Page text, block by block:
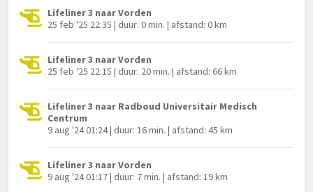
Lifeliner 3 naar Vorden
25 feb '25 22:35 | duur: 0 min. | afstand: 0 km
Lifeliner 3 naar Vorden
25 feb '25 22:15 | duur: 20 min. | afstand: 66 km
Lifeliner 3 naar Radboud Universitair Medisch
Centrum
9 aug '24 01:24 | duur: 16 min. | afstand: 45 km
Lifeliner 3 naar Vorden
9 aug '24 01:17 | duur: 7 min. | afstand: 19 km